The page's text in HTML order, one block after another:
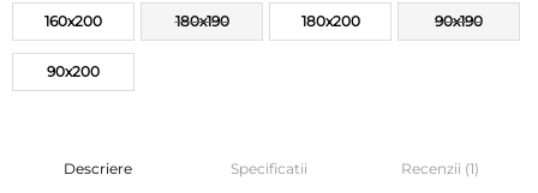
160x200 180x190 180x200 90x190
90x200
Descriere Specificatii Recenzii (1)